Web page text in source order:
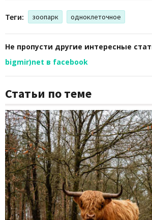
Теги: зоопарк одноклеточное
Не пропусти другие интересные
bigmir)net в facebook
Статьи по теме